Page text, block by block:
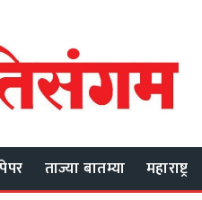
ताज्या बातम्या महाराष्ट्र